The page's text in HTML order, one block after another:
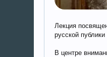
Лекция
русской
В центре